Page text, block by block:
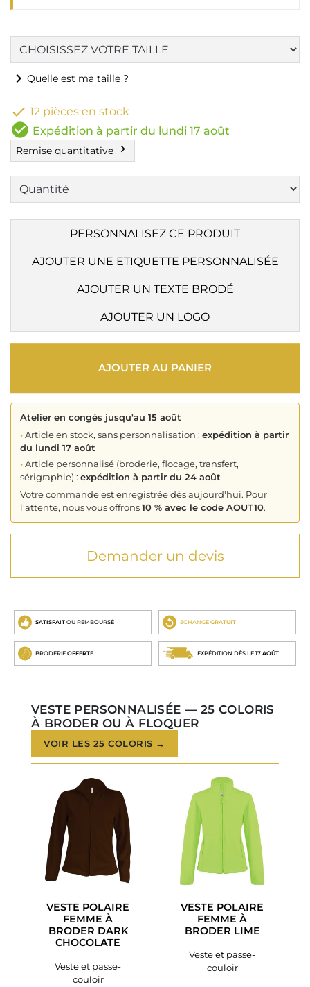
chevron_right Quelle est ma taille ?
 12 pièces en stock
check_circle Expédition à partir du lundi 17 août
Remise quantitative chevron_right
PERSONNALISEZ CE PRODUIT
AJOUTER UNE ETIQUETTE PERSONNALISÉE
AJOUTER UN TEXTE BRODÉ
AJOUTER UN LOGO
AJOUTER AU PANIER
Atelier en congés jusqu'au 15 août
•Article en stock, sans personnalisation : expédition à partir
du lundi 17 août
•Article personnalisé (broderie, flocage, transfert,
sérigraphie) : expédition à partir du 24 août
Votre commande est enregistrée dès aujourd'hui. Pour
l'attente, nous vous offrons10 % avec le code AOUT10.
Demander un devis
SATISFAIT OU REMBOURSÉ ECHANGE GRATUIT
BRODERIE OFFERTE EXPÉDITION DÈS LE 17 AOÛT
VESTE PERSONNALISÉE — 25 COLORIS
À BRODER OU À FLOQUER
VOIR LES 25 COLORIS →
VESTE POLAIRE
FEMME À
BRODER DARK
CHOCOLATE
Veste et passe-
couloir
VESTE POLAIRE
FEMME À
BRODER LIME
Veste et passe-
couloir